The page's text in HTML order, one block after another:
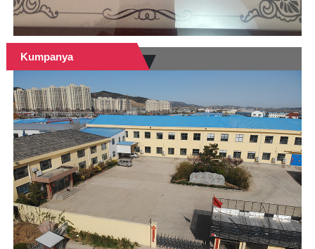
Kumpanya